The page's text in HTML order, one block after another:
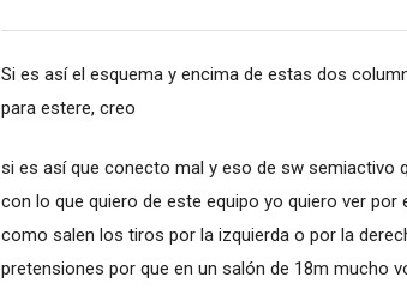
Si es así el esquema y encima de estas dos
para estere, creo
si es así que conecto mal y eso de sw semiactivo
con lo que quiero de este equipo yo quiero ver
como salen los tiros por la izquierda o por la
pretensiones por que en un salón de 18m mucho